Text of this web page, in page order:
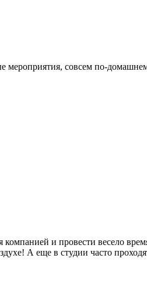
мероприятия, совсем по-
компанией и провести весело
А еще в студии часто